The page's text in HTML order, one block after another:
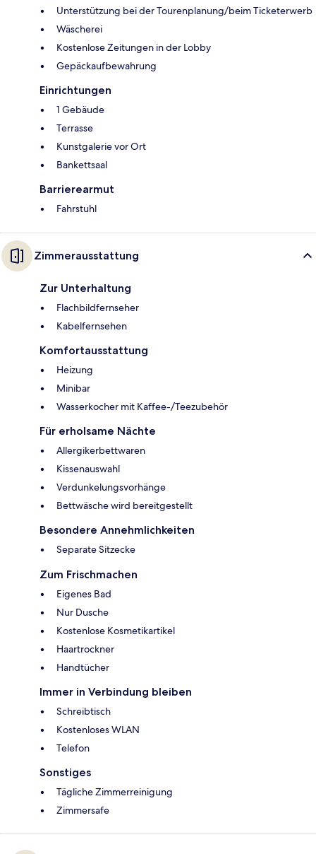
Unterstützung bei der Tourenplanung/beim Ticketerwerb
Wäscherei
Kostenlose Zeitungen in der Lobby
Gepäckaufbewahrung
Einrichtungen
1 Gebäude
Terrasse
Kunstgalerie vor Ort
Bankettsaal
Barrierearmut
Fahrstuhl
Zimmerausstattung
Zur Unterhaltung
Flachbildfernseher
Kabelfernsehen
Komfortausstattung
Heizung
Minibar
Wasserkocher mit Kaffee-/Teezubehör
Für erholsame Nächte
Allergikerbettwaren
Kissenauswahl
Verdunkelungsvorhänge
Bettwäsche wird bereitgestellt
Besondere Annehmlichkeiten
Separate Sitzecke
Zum Frischmachen
Eigenes Bad
Nur Dusche
Kostenlose Kosmetikartikel
Haartrockner
Handtücher
Immer in Verbindung bleiben
Schreibtisch
Kostenloses WLAN
Telefon
Sonstiges
Tägliche Zimmerreinigung
Zimmersafe